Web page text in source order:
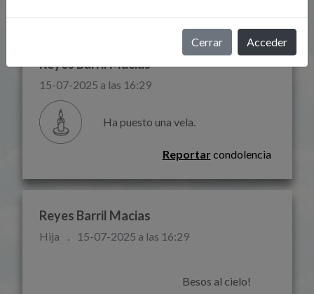
Reportar
Reyes Barril Macias
15-07-2025 a las 16:29
Ha puesto una vela.
Reportar condolencia
Reyes Barril Macias
Hija . 15-07-2025 a las 16:29
Cerrar Acceder